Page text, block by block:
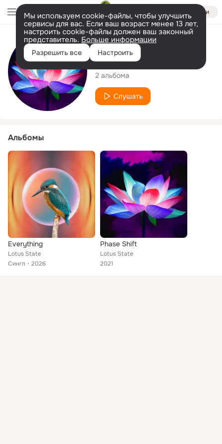
Войти
Мы используем cookie-файлы, чтобы улучшить
сервисы для вас. Если ваш возраст менее 13 лет,
настроить cookie-файлы должен ваш законный
представитель. Больше информации
Разрешить все Настроить
Исполнитель
Lotus State
2 альбома
Слушать
Альбомы
Everything
Lotus State
Сингл
2026
Phase Shift
Lotus State
2021